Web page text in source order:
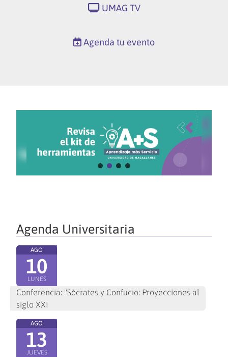
UMAG TV
Agenda tu evento
Agenda Universitaria
AGO
10
LUNES
Conferencia: "Sócrates y Confucio: Proyecciones al
siglo XXI
AGO
13
JUEVES